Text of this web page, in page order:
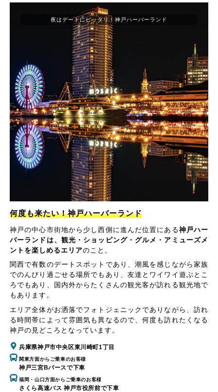
夜はデートにピッタリ！神戸ハーバーランド
何度も来たい！神戸ハーバーランド
神戸の中心市街地から少し西側に進んだ位置にある神戸ハー
バーランドは、観光・ショッピング・グルメ・アミューズメ
ントを楽しめるエリアのこと。
関西で有数のデートスポットであり、潮風を感じながら家族
でのんびり過ごせる場所でもあり、友達とワイワイ遊ぶとこ
ろでもあり、国内外からたくさんの観光客が訪れる観光地で
もあります。
エリア全体がお洒落でフォトジェニックでありながら、訪れ
る時間帯によって雰囲気も異なるので、何度も訪れたくなる
神戸の見どころとなっています。
兵庫県神戸市中央区東川崎町1丁目
関東方面からご乗車のお客様
神戸三宮Bバースで下車
福岡・山口方面からご乗車のお客様
さくら高速バス 神戸市役所前で下車